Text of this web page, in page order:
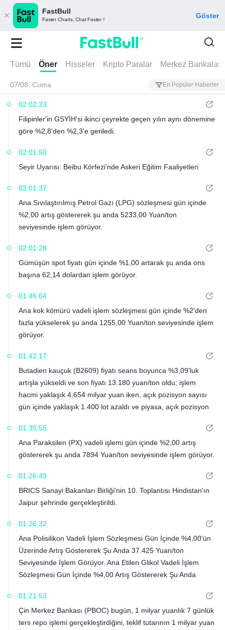
FastBull
Faster Charts, Chat Faster！ Göster
Tümü Öner Hisseler Kripto Paralar Merkez Bankaları
07/08, Cuma En Popüler Haberler
02:02:33
Filipinler'in GSYİH'si ikinci çeyrekte geçen yılın aynı dönemine
göre %2,8'den %2,3'e geriledi.
02:01:50
Seyir Uyarısı: Beibu Körfezi'nde Askeri Eğitim Faaliyetleri
02:01:37
Ana Sıvılaştırılmış Petrol Gazı (LPG) sözleşmesi gün içinde
%2,00 artış göstererek şu anda 5233,00 Yuan/ton
seviyesinde işlem görüyor.
02:01:28
Gümüşün spot fiyatı gün içinde %1,00 artarak şu anda ons
başına 62,14 dolardan işlem görüyor.
01:46:04
Ana kok kömürü vadeli işlem sözleşmesi gün içinde %2'den
fazla yükselerek şu anda 1255,00 Yuan/ton seviyesinde işlem
görüyor.
01:42:17
Butadien kauçuk (B2609) fiyatı seans boyunca %3,09'luk
artışla yükseldi ve son fiyatı 13.180 yuan/ton oldu; işlem
hacmi yaklaşık 4,654 milyar yuan iken, açık pozisyon sayısı
gün içinde yaklaşık 1.400 lot azaldı ve piyasa, açık pozisyon
gösterdi.
01:35:55
Ana Paraksilen (PX) vadeli işlemi gün içinde %2,00 artış
göstererek şu anda 7894 Yuan/ton seviyesinde işlem görüyor.
01:26:49
BRICS Sanayi Bakanları Birliği'nin 10. Toplantısı Hindistan'ın
Jaipur şehrinde gerçekleştirildi.
01:26:32
Ana Polisilikon Vadeli İşlem Sözleşmesi Gün İçinde %4,00'ün
Üzerinde Artış Göstererek Şu Anda 37.425 Yuan/ton
Seviyesinde İşlem Görüyor. Ana Etilen Glikol Vadeli İşlem
Sözleşmesi Gün İçinde %4,00 Artış Göstererek Şu Anda
01:21:53
Çin Merkez Bankası (PBOC) bugün, 1 milyar yuanlık 7 günlük
ters repo işlemi gerçekleştirdiğini, teklif tutarının 1 milyar yuan